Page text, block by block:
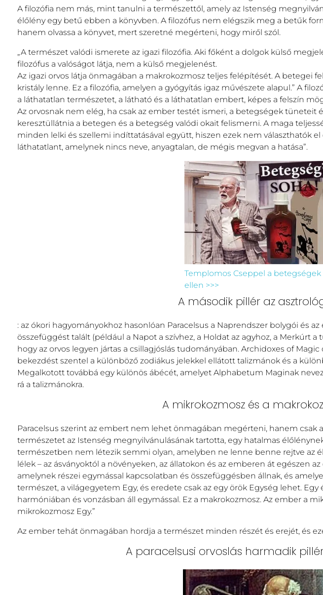
A filozófia nem más, mint tanulni a természettől, amely az Istenség
élőlény egy betű ebben a könyvben. A filozófus nem elégszik meg a betűk
hanem olvassa a könyvet, mert szeretné megérteni, hogy miről szól.
„A természet valódi ismerete az igazi filozófia. Aki főként a dolgok külső
filozófus a valóságot látja, nem a külső megjelenést.
Az igazi orvos látja önmagában a makrokozmosz teljes felépítését. A betegei
kristály lenne. Ez a filozófia, amelyen a gyógyítás igaz művészete alapul.” A
a láthatatlan természetet, a látható és a láthatatlan embert, képes a felszín
Az orvosnak nem elég, ha csak az ember testét ismeri, a betegségek tüneteit
keresztüllátnia a betegen és a betegség valódi okait felismerni. A maga
minden lelki és szellemi indíttatásával együtt, hiszen ezek nem választhatók el
láthatatlant, amelynek nincs neve, anyagtalan, de mégis megvan a hatása”.
Templomos Cseppel a betegségek
ellen >>>
A második pillér az
: az ókori hagyományokhoz hasonlóan Paracelsus a Naprendszer bolygói és
összefüggést talált (például a Napot a szívhez, a Holdat az agyhoz, a Merkúrt
hogy az orvos legyen jártas a csillagjóslás tudományában. Archidoxes of
bekezdést szentel a különböző zodiákus jelekkel ellátott talizmánok és a
Megalkotott továbbá egy különös ábécét, amelyet Alphabetum Maginak
rá a talizmánokra.
A mikrokozmosz és a
Paracelsus szerint az embert nem lehet önmagában megérteni, hanem csak
természetet az Istenség megnyilvánulásának tartotta, egy hatalmas
természetben nem létezik semmi olyan, amelyben ne lenne benne rejtve az
lélek – az ásványoktól a növényeken, az állatokon és az emberen át egészen
amelynek részei egymással kapcsolatban és összefüggésben állnak, és
természet, a világegyetem Egy, és eredete csak az egy örök Egység lehet.
harmóniában és vonzásban áll egymással. Ez a makrokozmosz. Az ember a
mikrokozmosz Egy.”
Az ember tehát önmagában hordja a természet minden részét és erejét, és
A paracelsusi orvoslás harmadik